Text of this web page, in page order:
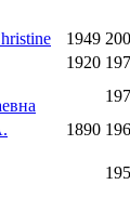
1949
1920
1890